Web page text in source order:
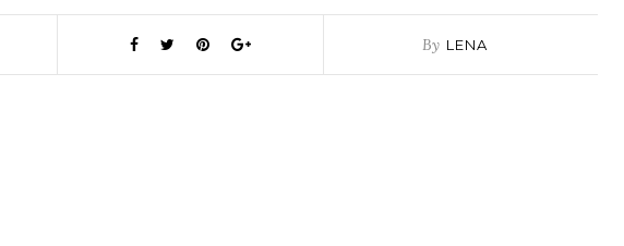
By LENA